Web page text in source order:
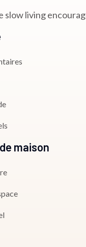
slow living
maison